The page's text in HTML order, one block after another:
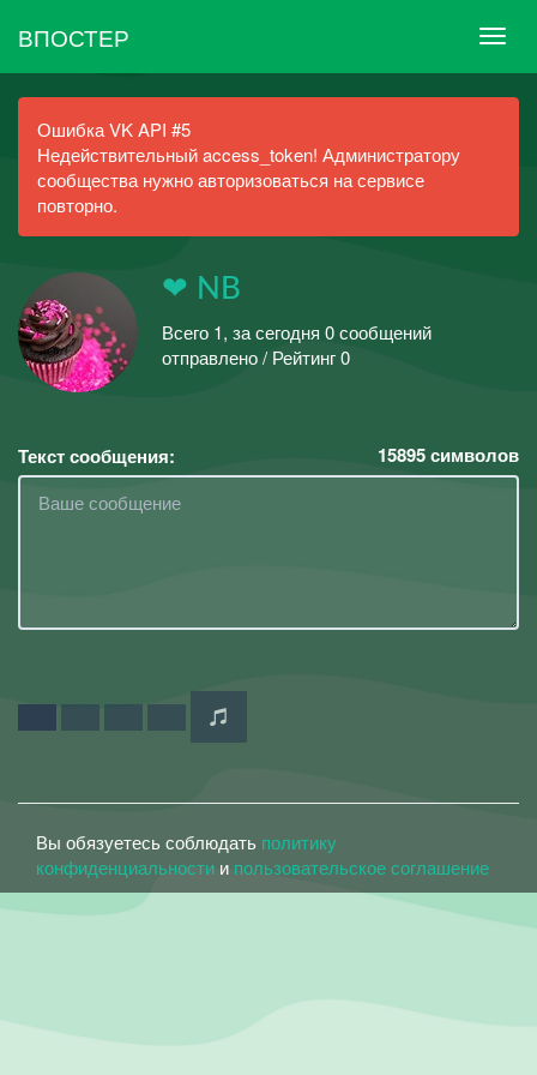
ВПОСТЕР
Ошибка VK API #5
Недействительный access_token! Администратору
сообщества нужно авторизоваться на сервисе
повторно.
❤ NB
Всего 1, за сегодня 0 сообщений
отправлено / Рейтинг 0
Текст сообщения: 15895символов
Вы обязуетесь соблюдать политику
конфиденциальности и пользовательское соглашение